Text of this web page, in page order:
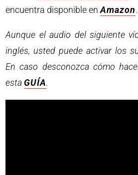
encuentra disponible enAmazon.
Aunque el audio del siguiente
inglés, usted puede activar los
En caso desconozca cómo
esta GUÍA.